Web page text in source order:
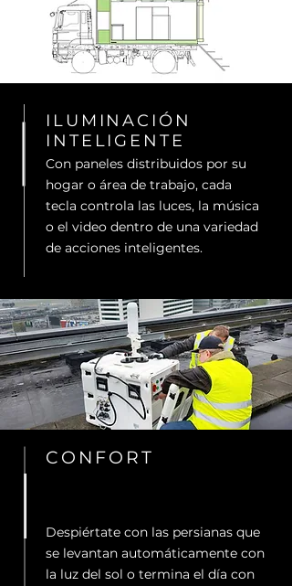
ILUMINACIÓN
INTELIGENTE
Con paneles distribuidos por su
hogar o área de trabajo, cada
tecla controla las luces, la música
o el video dentro de una variedad
de acciones inteligentes.
CONFORT
Despiértate con las persianas que
se levantan automáticamente con
la luz del sol o termina el día con